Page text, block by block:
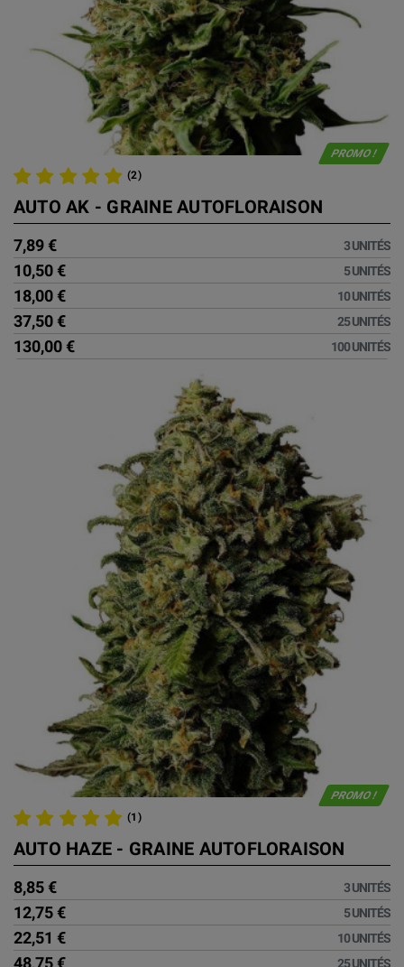
PROMO !
(2)
AUTO AK - GRAINE AUTOFLORAISON
7,89 € 3 UNITÉS
10,50 € 5 UNITÉS
18,00 € 10 UNITÉS
37,50 € 25 UNITÉS
130,00 € 100 UNITÉS
PROMO !
(1)
AUTO HAZE - GRAINE AUTOFLORAISON
8,85 € 3 UNITÉS
12,75 € 5 UNITÉS
22,51 € 10 UNITÉS
48,75 € 25 UNITÉS